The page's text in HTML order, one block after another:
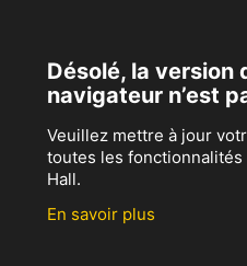
Désolé, la version
navigateur n’est
Veuillez mettre à jour
toutes les
Hall.
En savoir plus